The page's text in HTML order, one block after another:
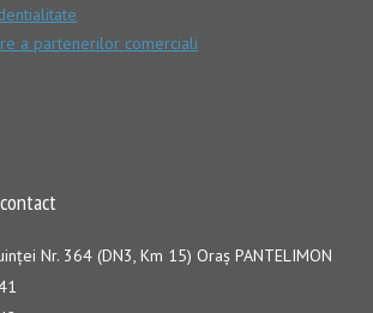
a partenerilor comerciali
Nr. 364 (DN3, Km 15) Oraş PANTELIMON